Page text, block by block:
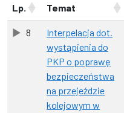
Lp. Temat
8
Interpelacja dot.
wystąpienia do
PKP o poprawę
bezpieczeństwa
na przejeździe
kolejowym w